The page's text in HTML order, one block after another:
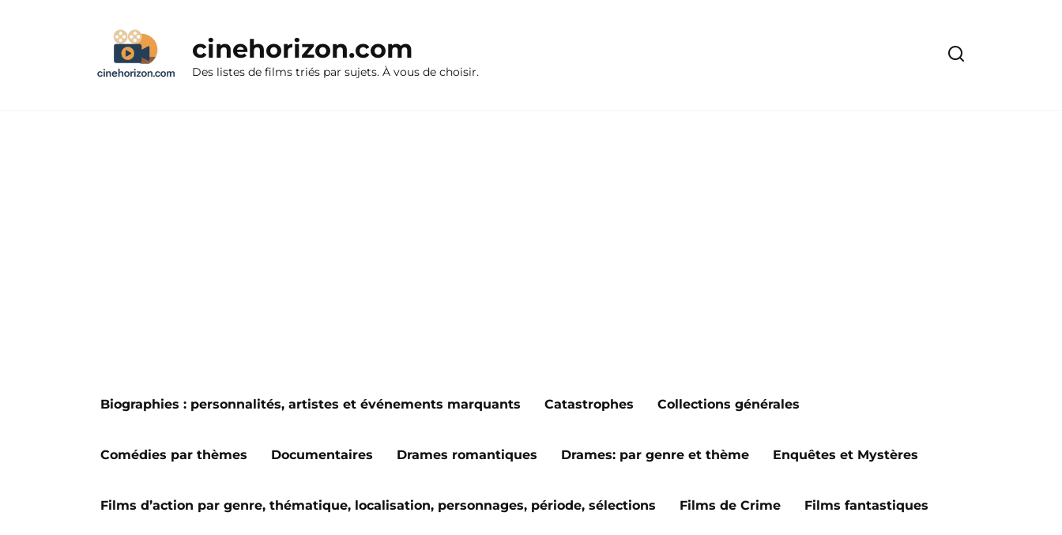
cinehorizon.com
Des listes de films triés par sujets. À vous de choisir.
Biographies : personnalités, artistes et événements marquants Catastrophes Collections générales
Comédies par thèmes Documentaires Drames romantiques Drames: par genre et thème Enquêtes et Mystères
Films d’action par genre, thématique, localisation, personnages, période, sélections Films de Crime Films fantastiques